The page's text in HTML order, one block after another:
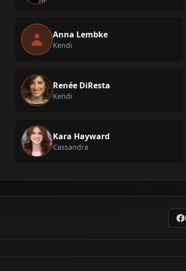
Anna Lembke
Kendi
Renée DiResta
Kendi
Kara Hayward
Cassandra